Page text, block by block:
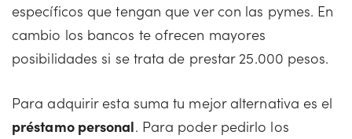
específicos que tengan que ver con las pymes. En
cambio los bancos te ofrecen mayores
posibilidades si se trata de prestar 25.000 pesos.
Para adquirir esta suma tu mejor alternativa es el
préstamo personal. Para poder pedirlo los